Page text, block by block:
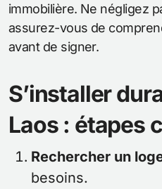
immobilière. Ne négligez
assurez-vous de
avant de signer.
S’installer
Laos : étapes
Rechercher un
besoins.